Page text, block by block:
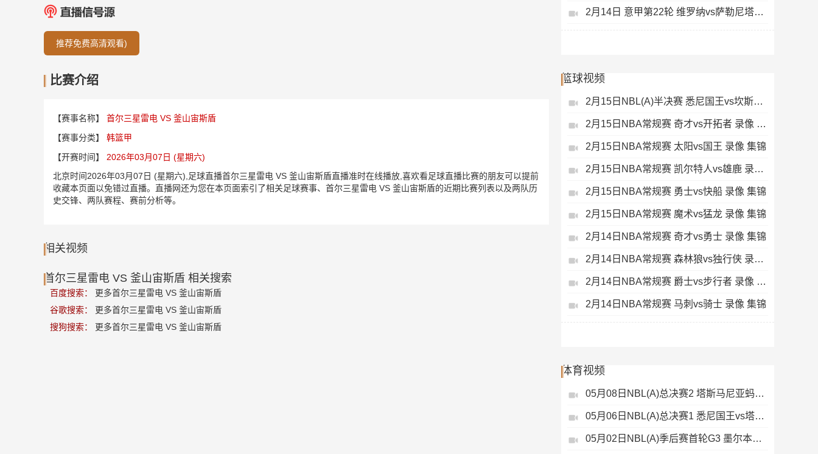
推荐免费高清观看)
比赛介绍
【赛事名称】
首尔三星雷电 VS 釜山宙斯盾
【赛事分类】
韩篮甲
【开赛时间】
2026年03月07日 (星期六)
北京时间2026年03月07日 (星期六),足球直播首尔三星雷电 VS 釜山宙斯盾直播准时在线播放,喜欢看足球直播比赛的朋友可以提前
收藏本页面以免错过直播。直播网还为您在本页面索引了相关足球赛事、首尔三星雷电 VS 釜山宙斯盾的近期比赛列表以及两队历
史交锋、两队赛程、赛前分析等。
相关视频
首尔三星雷电 VS 釜山宙斯盾 相关搜索
百度搜索：
更多首尔三星雷电 VS 釜山宙斯盾
谷歌搜索：
更多首尔三星雷电 VS 釜山宙斯盾
搜狗搜索：
更多首尔三星雷电 VS 釜山宙斯盾
2月14日 意甲第22轮 维罗纳vs萨勒尼塔纳 录像 集锦
篮球视频
2月15日NBL(A)半决赛 悉尼国王vs坎斯大班 录像 集锦
2月15日NBA常规赛 奇才vs开拓者 录像 集锦
2月15日NBA常规赛 太阳vs国王 录像 集锦
2月15日NBA常规赛 凯尔特人vs雄鹿 录像 集锦
2月15日NBA常规赛 勇士vs快船 录像 集锦
2月15日NBA常规赛 魔术vs猛龙 录像 集锦
2月14日NBA常规赛 奇才vs勇士 录像 集锦
2月14日NBA常规赛 森林狼vs独行侠 录像 集锦
2月14日NBA常规赛 爵士vs步行者 录像 集锦
2月14日NBA常规赛 马刺vs骑士 录像 集锦
体育视频
05月08日NBL(A)总决赛2 塔斯马尼亚蚂蚁vs悉尼国王 录像
05月06日NBL(A)总决赛1 悉尼国王vs塔斯马尼亚蚂蚁 全场录像
05月02日NBL(A)季后赛首轮G3 墨尔本联 - 塔斯马尼亚蚂蚁 录像集锦